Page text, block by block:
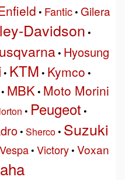
• Fantic• Gilera
Davidson •
• Hyosung
• KTM • Kymco •
MBK• Moto Morini
• Peugeot •
• Sherco• Suzuki
Vespa• Victory• Voxan